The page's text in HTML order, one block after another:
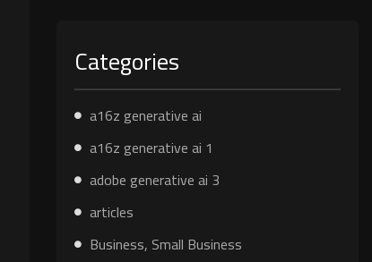
Categories
a16z generative ai
a16z generative ai 1
adobe generative ai 3
articles
Business, Small Business